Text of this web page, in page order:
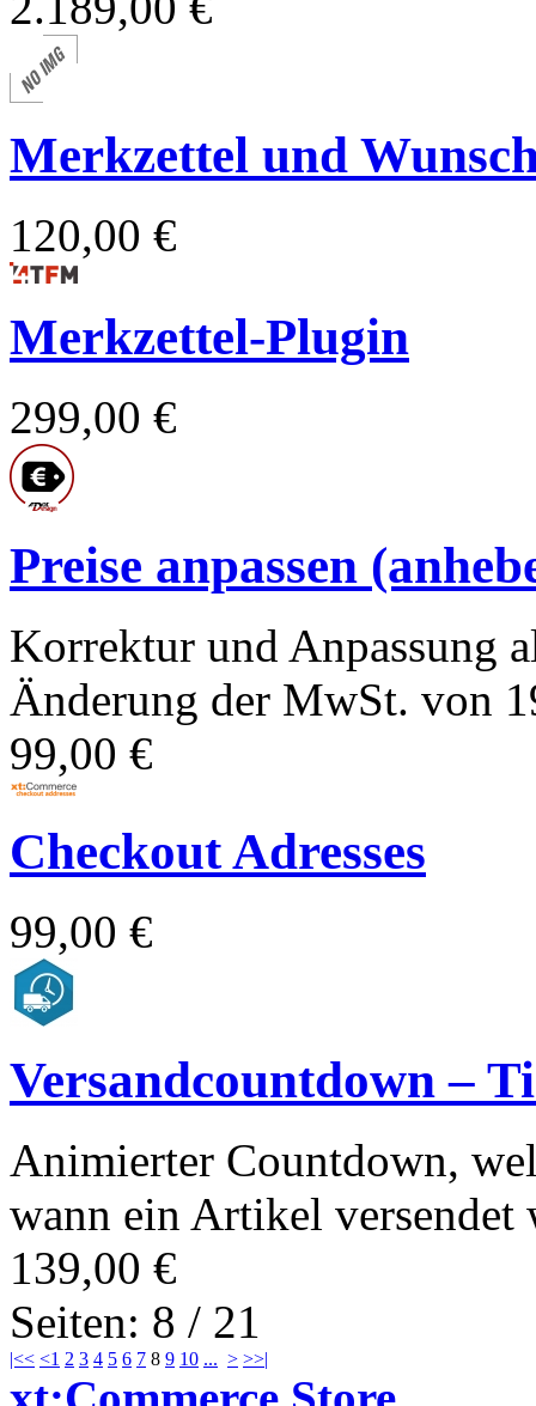
Merkzettel und
120,00 €
Merkzettel-Plugin
299,00 €
Preise anpassen
Korrektur und Anpassung
Änderung der MwSt. von
99,00 €
Checkout Adresses
99,00 €
Versandcountdown –
Animierter Countdown,
wann ein Artikel versendet
139,00 €
Seiten: 8 / 21
|<< <1 2 3 4 5 6 7 8 9 10 ... > >>|